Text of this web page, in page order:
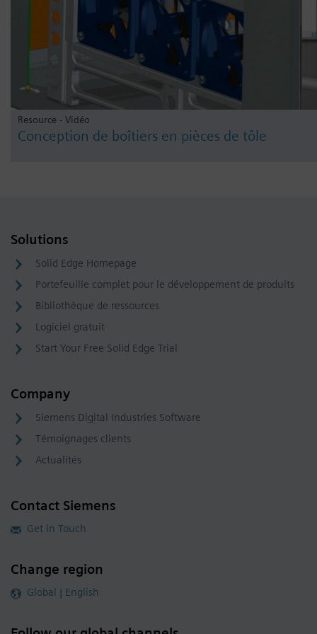
Resource - Vidéo
Conception de boîtiers en pièces de tôle
Solutions
Solid Edge Homepage
Portefeuille complet pour le développement de produits
Bibliothèque de ressources
Logiciel gratuit
Start Your Free Solid Edge Trial
Company
Siemens Digital Industries Software
Témoignages clients
Actualités
Contact Siemens
Get in Touch
Change region
Global | English